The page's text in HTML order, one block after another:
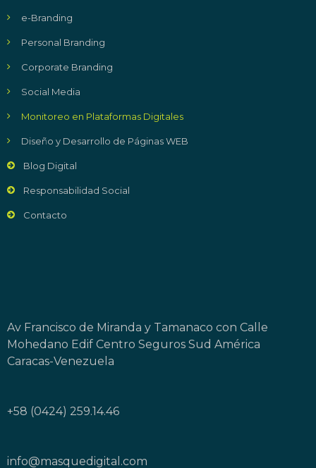
e-Branding
Personal Branding
Corporate Branding
Social Media
Monitoreo en Plataformas Digitales
Diseño y Desarrollo de Páginas WEB
Blog Digital
Responsabilidad Social
Contacto
Av Francisco de Miranda y Tamanaco con Calle
Mohedano Edif Centro Seguros Sud América
Caracas-Venezuela
+58 (0424) 259.14.46
info@masquedigital.com